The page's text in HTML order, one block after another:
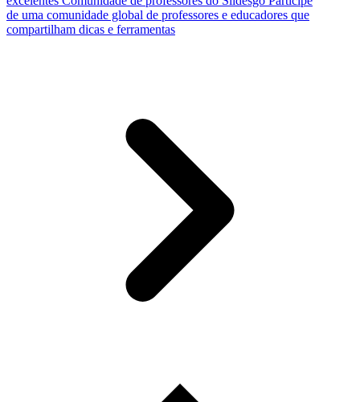
de uma comunidade global de professores e educadores que
compartilham dicas e ferramentas